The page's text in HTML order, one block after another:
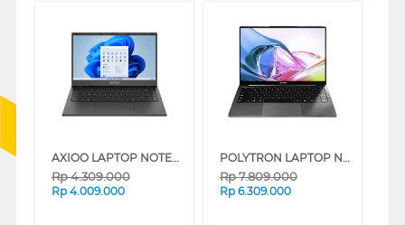
AXIOO LAPTOP NOTEBOOK MYBOOK HYPE 1 INTEL CELERON N4020
Rp4.309.000
Rp 4.009.000
POLYTRON LAPTOP NOTEBOOK LUXIA 14M3I3AG82H INTEL CORE I3-1215U
Rp7.809.000
Rp 6.309.000